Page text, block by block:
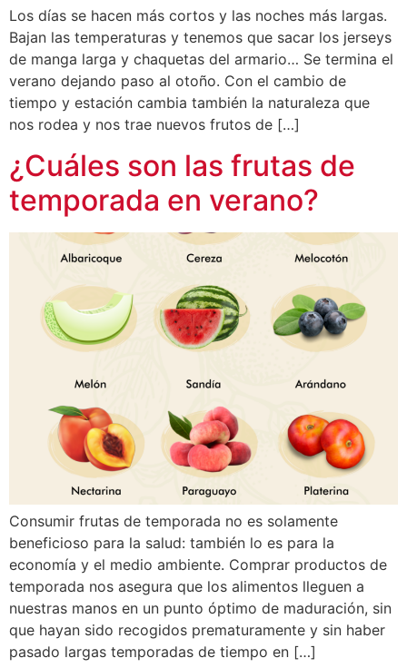
Los días se hacen más cortos y las noches más largas.
Bajan las temperaturas y tenemos que sacar los jerseys
de manga larga y chaquetas del armario… Se termina el
verano dejando paso al otoño. Con el cambio de
tiempo y estación cambia también la naturaleza que
nos rodea y nos trae nuevos frutos de […]
¿Cuáles son las frutas de
temporada en verano?
Consumir frutas de temporada no es solamente
beneficioso para la salud: también lo es para la
economía y el medio ambiente. Comprar productos de
temporada nos asegura que los alimentos lleguen a
nuestras manos en un punto óptimo de maduración, sin
que hayan sido recogidos prematuramente y sin haber
pasado largas temporadas de tiempo en […]